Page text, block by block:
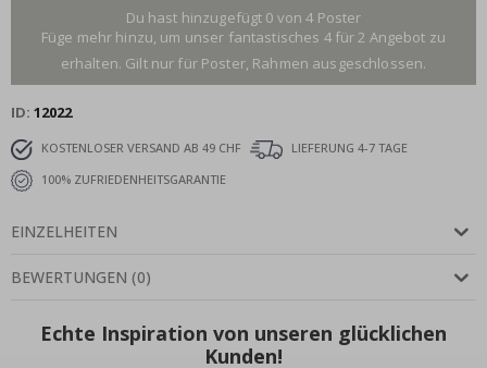
Du hast hinzugefügt 0 von 4 Poster
Füge mehr hinzu, um unser fantastisches 4 für 2 Angebot zu
erhalten. Gilt nur für Poster, Rahmen ausgeschlossen.
ID 12022
KOSTENLOSER VERSAND AB 49 CHF
LIEFERUNG 4-7 TAGE
100% ZUFRIEDENHEITSGARANTIE
EINZELHEITEN
BEWERTUNGEN (0)
Echte Inspiration von unseren glücklichen
Kunden!